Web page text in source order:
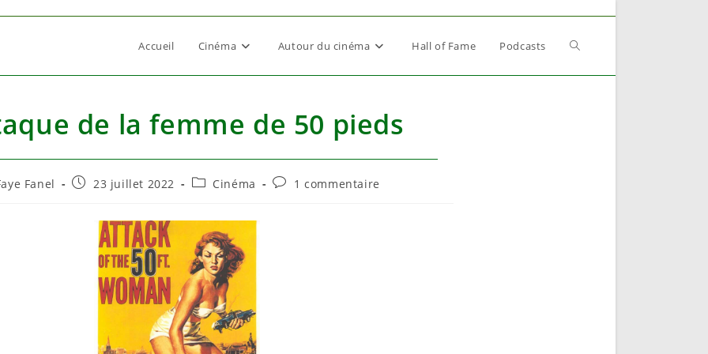
Accueil Cinéma Autour du cinéma Hall of Fame Podcasts Toggle
de la femme de 50 pieds
autrice
Fanel
Publication
23 juillet 2022
PostCinéma
Commentaires
1 commentaire